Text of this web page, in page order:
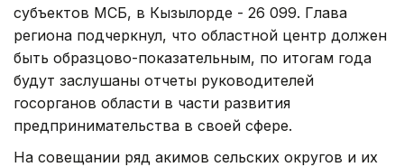
субъектов МСБ, в Кызылорде - 26 099. Глава
региона подчеркнул, что областной центр должен
быть образцово-показательным, по итогам года
будут заслушаны отчеты руководителей
госорганов области в части развития
предпринимательства в своей сфере.
На совещании ряд акимов сельских округов и их